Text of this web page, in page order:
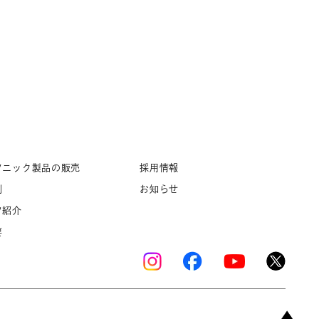
ニック製品の販売
紹介
採用情報
お知らせ
Copyright © K’s Sound Ltd. All Rights Reserved.